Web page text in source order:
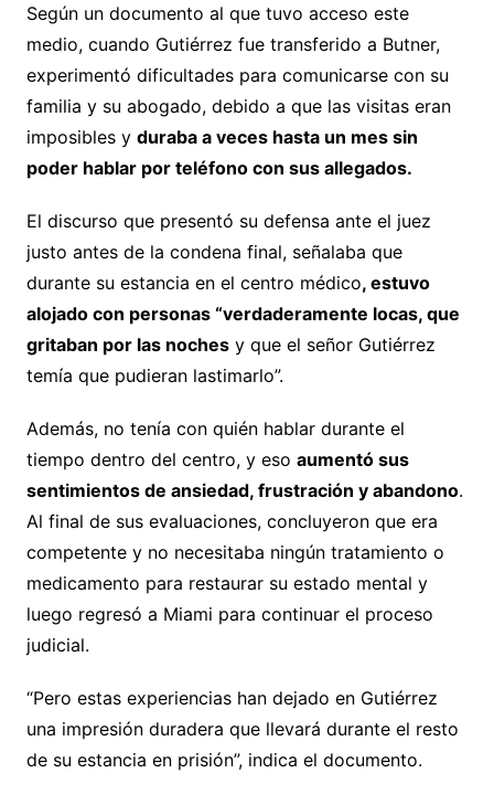
Según un documento al que tuvo acceso este
medio, cuando Gutiérrez fue transferido a Butner,
experimentó dificultades para comunicarse con su
familia y su abogado, debido a que las visitas eran
imposibles y duraba a veces hasta un mes sin
poder hablar por teléfono con sus allegados.
El discurso que presentó su defensa ante el juez
justo antes de la condena final, señalaba que
durante su estancia en el centro médico, estuvo
alojado con personas “verdaderamente locas, que
gritaban por las nochesy que el señor Gutiérrez
temía que pudieran lastimarlo”.
Además, no tenía con quién hablar durante el
tiempo dentro del centro, y eso aumentó sus
sentimientos de ansiedad, frustración y abandono.
Al final de sus evaluaciones, concluyeron que era
competente y no necesitaba ningún tratamiento o
medicamento para restaurar su estado mental y
luego regresó a Miami para continuar el proceso
judicial.
“Pero estas experiencias han dejado en Gutiérrez
una impresión duradera que llevará durante el resto
de su estancia en prisión”, indica el documento.